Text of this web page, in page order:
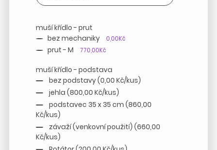
muší křídlo - prut
bez mechaniky
0,00Kč
prut - M 770,00Kč
muší křídlo - podstava
bez podstavy (0,00 Kč/kus)
jehla (800,00 Kč/kus)
podstavec 35 x 35 cm (860,00
Kč/kus)
závaží (venkovní použití) (660,00
Kč/kus)